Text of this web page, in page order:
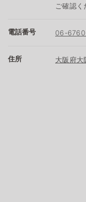
ご確認く
電話番号 06-
住所 大阪府